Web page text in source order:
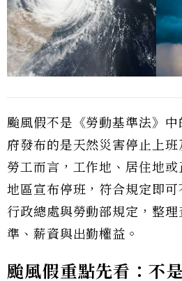
颱風假不是《勞動基準法》
府發布的是天然災害停止上
勞工而言，工作地、居住地
地區宣布停班，符合規定即
行政總處與勞動部規定，整
準、薪資與出勤權益。
颱風假重點先看：不